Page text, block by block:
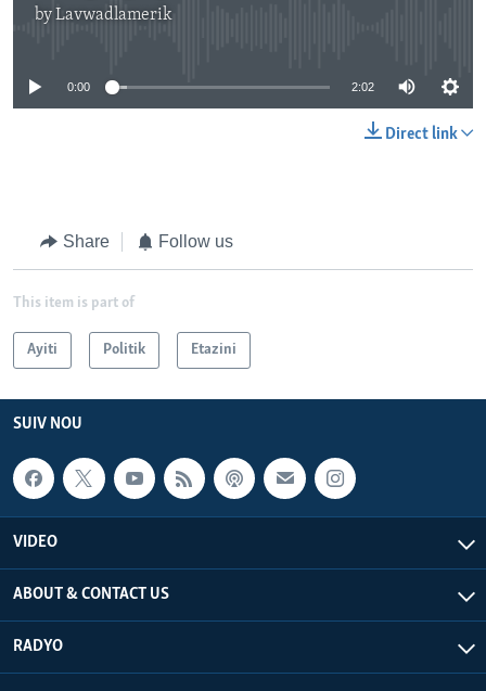
byLavwadlamerik
0:00 2:02
Direct link
Share Follow us
This item is part of
Ayiti Politik Etazini
SUIV NOU
VIDEO
ABOUT & CONTACT US
RADYO